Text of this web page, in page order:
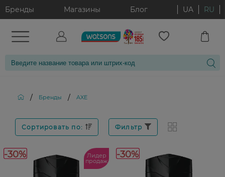
Бренды Магазины Блог UA RU
/ Бренды / AXE
Сортировать по: Фильтр
-30% Лидер
продаж
-30%